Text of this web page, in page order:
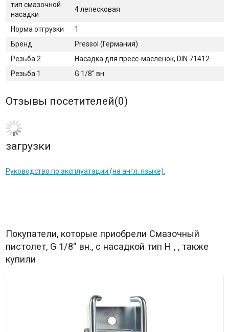
тип смазочной
насадки
4 лепесковая
Норма отгрузки
1
Бренд
Pressol (Германия)
Резьба 2
Насадка для пресс-масленок, DIN 71412
Резьба 1
G 1/8'' вн.
Отзывы посетителей(0)
загрузки
Руководство по эксплуатации (на англ. языке).
Покупатели, которые приобрели Смазочный
пистолет, G 1/8'' вн., с насадкой тип H , , также
купили